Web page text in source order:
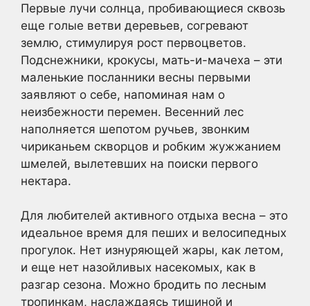
Первые лучи солнца, пробивающиеся сквозь
еще голые ветви деревьев, согревают
землю, стимулируя рост первоцветов.
Подснежники, крокусы, мать-и-мачеха – эти
маленькие посланники весны первыми
заявляют о себе, напоминая нам о
неизбежности перемен. Весенний лес
наполняется шепотом ручьев, звонким
чириканьем скворцов и робким жужжанием
шмелей, вылетевших на поиски первого
нектара.
Для любителей активного отдыха весна – это
идеальное время для пеших и велосипедных
прогулок. Нет изнуряющей жары, как летом,
и еще нет назойливых насекомых, как в
разгар сезона. Можно бродить по лесным
тропинкам, наслаждаясь тишиной и